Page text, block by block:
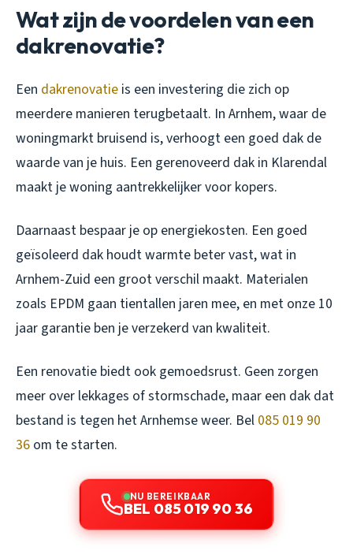
Wat zijn de voordelen van een
dakrenovatie?
Een dakrenovatie is een investering die zich op
meerdere manieren terugbetaalt. In Arnhem, waar de
woningmarkt bruisend is, verhoogt een goed dak de
waarde van je huis. Een gerenoveerd dak in Klarendal
maakt je woning aantrekkelijker voor kopers.
Daarnaast bespaar je op energiekosten. Een goed
geïsoleerd dak houdt warmte beter vast, wat in
Arnhem-Zuid een groot verschil maakt. Materialen
zoals EPDM gaan tientallen jaren mee, en met onze 10
jaar garantie ben je verzekerd van kwaliteit.
Een renovatie biedt ook gemoedsrust. Geen zorgen
meer over lekkages of stormschade, maar een dak dat
bestand is tegen het Arnhemse weer. Bel 085 019 90
36 om te starten.
NU BEREIKBAAR
BEL 085 019 90 36